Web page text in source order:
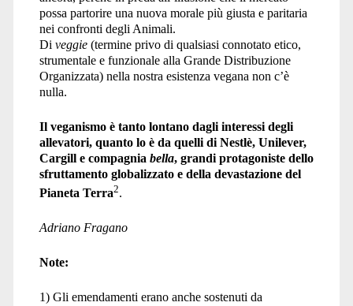
possa partorire una nuova morale più giusta e paritaria
nei confronti degli Animali.
Di veggie(termine privo di qualsiasi connotato etico,
strumentale e funzionale alla Grande Distribuzione
Organizzata) nella nostra esistenza vegana non c’è
nulla.
Il veganismo è tanto lontano dagli interessi degli
allevatori, quanto lo è da quelli di Nestlè, Unilever,
Cargill e compagnia bella, grandi protagoniste dello
sfruttamento globalizzato e della devastazione del
Pianeta Terra2.
Adriano Fragano
Note:
1) Gli emendamenti erano anche sostenuti da